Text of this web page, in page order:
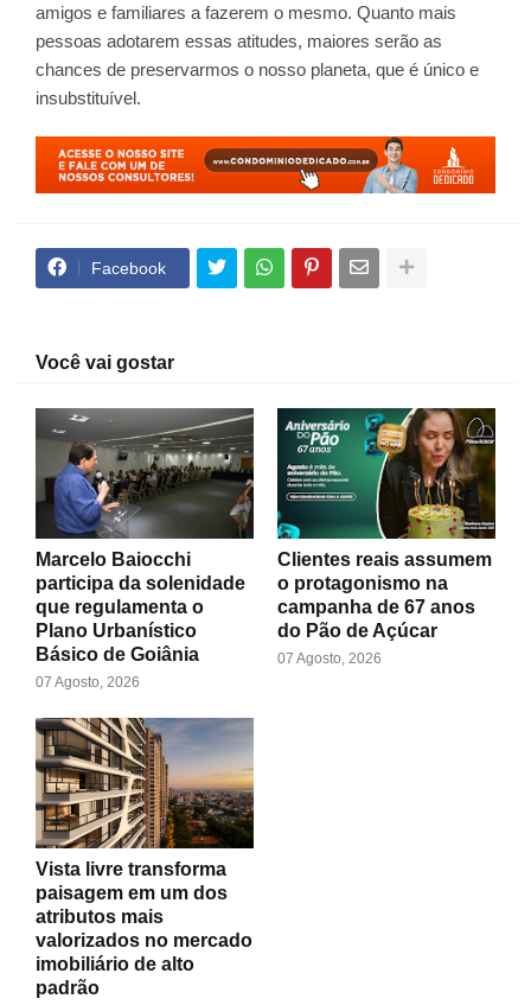
amigos e familiares a fazerem o mesmo. Quanto mais
pessoas adotarem essas atitudes, maiores serão as
chances de preservarmos o nosso planeta, que é único e
insubstituível.
Facebook
Você vai gostar
Marcelo Baiocchi
participa da solenidade
que regulamenta o
Plano Urbanístico
Básico de Goiânia
07 Agosto, 2026
Clientes reais assumem
o protagonismo na
campanha de 67 anos
do Pão de Açúcar
07 Agosto, 2026
Vista livre transforma
paisagem em um dos
atributos mais
valorizados no mercado
imobiliário de alto
padrão